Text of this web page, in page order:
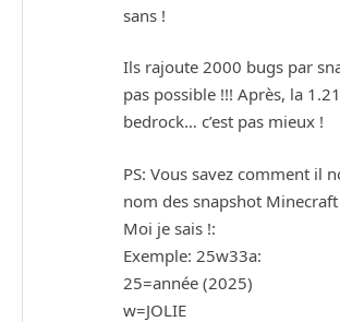
sans !
Ils rajoute 2000 bugs par
pas possible !!! Après, la
bedrock… c’est pas mieux !
PS: Vous savez comment il
nom des snapshot Minecraft
Moi je sais !:
Exemple: 25w33a:
25=année (2025)
w=JOLIE